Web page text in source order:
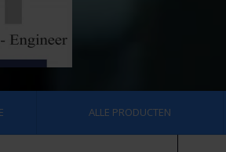
ALLE PRODUCTEN